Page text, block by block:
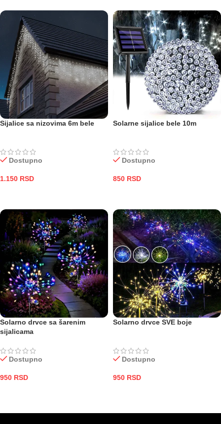
Sijalice sa nizovima 6m bele
Dostupno
1.150 RSD
Solarne sijalice bele 10m
Dostupno
850 RSD
Solarno drvce sa šarenim
sijalicama
Dostupno
950 RSD
Solarno drvce SVE boje
Dostupno
950 RSD